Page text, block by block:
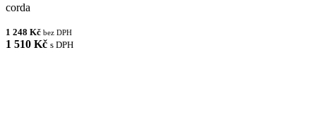
corda
1 248 Kč bez DPH
1 510 Kč s DPH